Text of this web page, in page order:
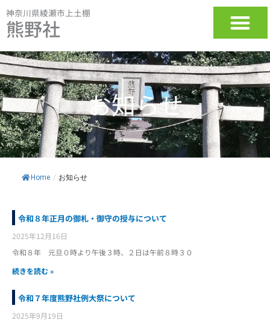
容
キ
ッ
プ
神奈川県綾瀬市上土棚
熊野社
お知らせ
Home / お知らせ
令和８年正月の御札・御守の授与について
2025年12月16日
令和８年 元旦０時より午後３時、２日は午前８時３０
続きを読む »
令和７年度熊野社例大祭について
2025年9月19日